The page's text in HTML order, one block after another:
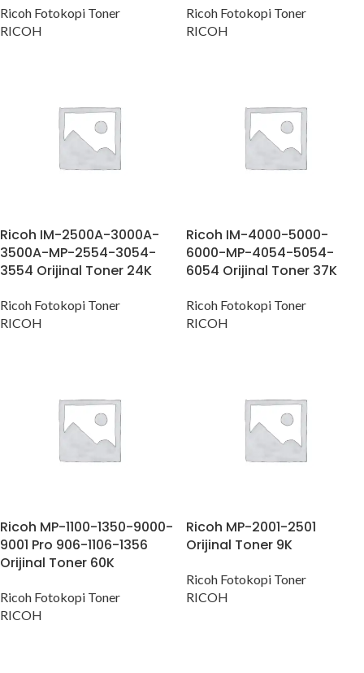
Ricoh Fotokopi Toner
RICOH
Ricoh Fotokopi Toner
RICOH
Ricoh IM-2500A-3000A-
3500A-MP-2554-3054-
3554 Orijinal Toner 24K
Ricoh Fotokopi Toner
RICOH
Ricoh IM-4000-5000-
6000-MP-4054-5054-
6054 Orijinal Toner 37K
Ricoh Fotokopi Toner
RICOH
Ricoh MP-1100-1350-9000-
9001 Pro 906-1106-1356
Orijinal Toner 60K
Ricoh Fotokopi Toner
RICOH
Ricoh MP-2001-2501
Orijinal Toner 9K
Ricoh Fotokopi Toner
RICOH